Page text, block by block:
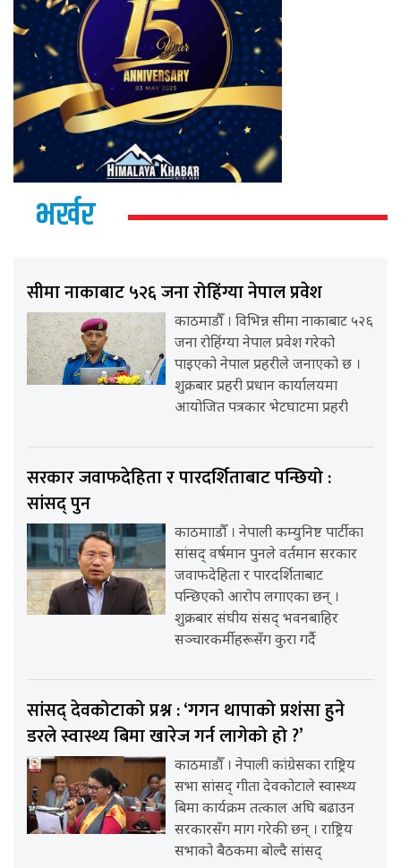
भर्खर
सीमा नाकाबाट ५२६ जना रोहिंग्या नेपाल प्रवेश
काठमाडौँ । विभिन्न सीमा नाकाबाट ५२६
जना रोहिंग्या नेपाल प्रवेश गरेको
पाइएको नेपाल प्रहरीले जनाएको छ ।
शुक्रबार प्रहरी प्रधान कार्यालयमा
आयोजित पत्रकार भेटघाटमा प्रहरी
सरकार जवाफदेहिता र पारदर्शिताबाट पन्छियो :
सांसद् पुन
काठमााडौँ । नेपाली कम्युनिष्ट पार्टीका
सांसद् वर्षमान पुनले वर्तमान सरकार
जवाफदेहिता र पारदर्शिताबाट
पन्छिएको आरोप लगाएका छन् ।
शुक्रबार संघीय संसद् भवनबाहिर
सञ्चारकर्मीहरूसँग कुरा गर्दै
सांसद् देवकोटाको प्रश्न : ‘गगन थापाको प्रशंसा हुने
डरले स्वास्थ्य बिमा खारेज गर्न लागेको हो ?’
काठमाडौँ । नेपाली कांग्रेसका राष्ट्रिय
सभा सांसद् गीता देवकोटाले स्वास्थ्य
बिमा कार्यक्रम तत्काल अघि बढाउन
सरकारसँग माग गरेकी छन् । राष्ट्रिय
सभाको बैठकमा बोल्दै सांसद्